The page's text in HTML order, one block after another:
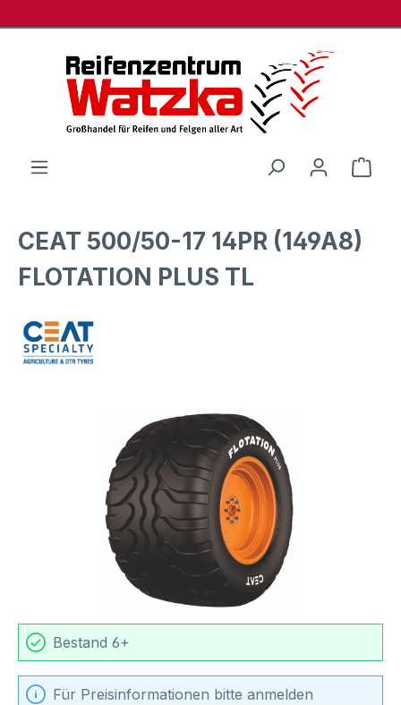
CEAT 500/50-17 14PR (149A8)
FLOTATION PLUS TL
Bildergalerie überspringen
Bestand 6+
Für Preisinformationen bitte anmelden